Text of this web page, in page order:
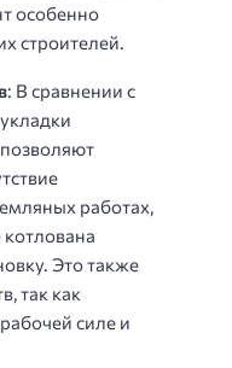
особенно
строителей.
: В сравнении с
работах,
Это также
так как
силе и